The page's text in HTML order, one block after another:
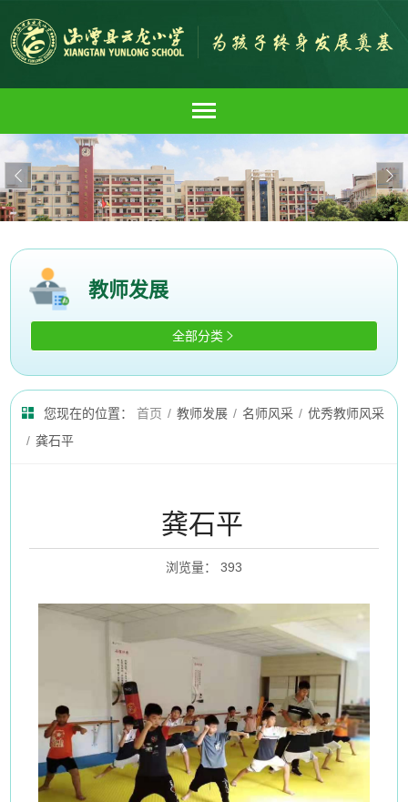
 
教师发展
全部分类 
您现在的位置： 首页 / 教师发展 / 名师风采 / 优秀教师风采
/ 龚石平
龚石平
浏览量： 393